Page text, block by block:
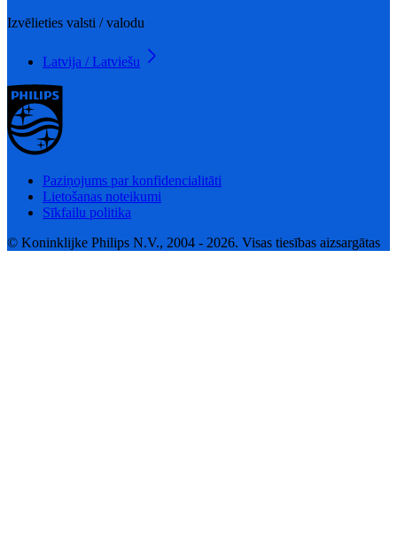
Izvēlieties valsti / valodu
Latvija / Latviešu
Paziņojums par konfidencialitāti
Lietošanas noteikumi
Sīkfailu politika
© Koninklijke Philips N.V., 2004 - 2026. Visas tiesības aizsargātas